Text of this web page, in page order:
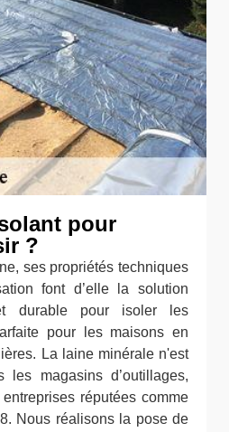
pour
?
ses propriétés techniques
font d’elle la solution
durable pour isoler les
pour les maisons en
La laine minérale n'est
les magasins d’outillages,
réputées comme
Nous réalisons la pose de